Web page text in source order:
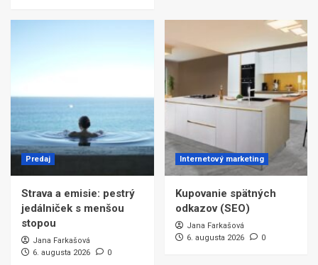
Predaj
Strava a emisie: pestrý
jedálniček s menšou
stopou
Jana Farkašová
6. augusta 2026
0
Internetový marketing
Kupovanie spätných
odkazov (SEO)
Jana Farkašová
6. augusta 2026
0